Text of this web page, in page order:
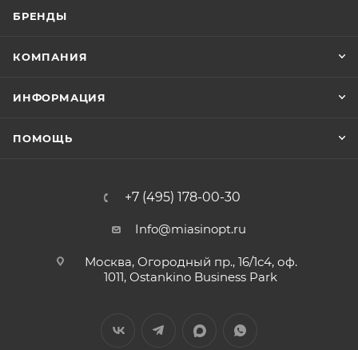
БРЕНДЫ
КОМПАНИЯ
ИНФОРМАЦИЯ
ПОМОЩЬ
+7 (495) 178-00-30
Info@miasinopt.ru
Москва, Огородный пр., 16/1с4, оф.
1011, Ostankino Business Park